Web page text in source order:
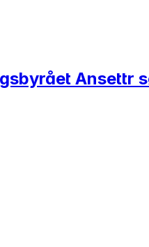
Ansettr